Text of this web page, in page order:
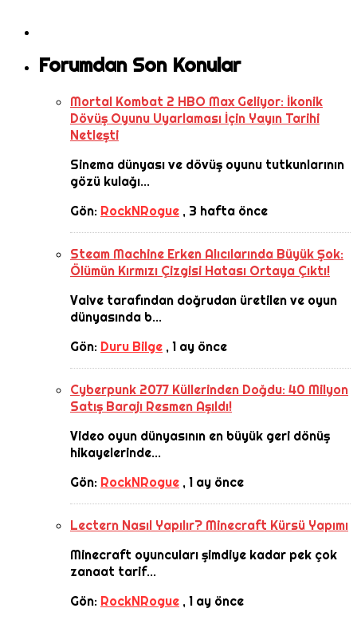
Forumdan Son Konular
Mortal Kombat 2 HBO Max Geliyor: İkonik
Dövüş Oyunu Uyarlaması İçin Yayın Tarihi
Netleşti
Sinema dünyası ve dövüş oyunu tutkunlarının
gözü kulağı...
Gön: RockNRogue , 3 hafta önce
Steam Machine Erken Alıcılarında Büyük Şok:
Ölümün Kırmızı Çizgisi Hatası Ortaya Çıktı!
Valve tarafından doğrudan üretilen ve oyun
dünyasında b...
Gön: Duru Bilge ,1 ay önce
Cyberpunk 2077 Küllerinden Doğdu: 40 Milyon
Satış Barajı Resmen Aşıldı!
Video oyun dünyasının en büyük geri dönüş
hikayelerinde...
Gön: RockNRogue ,1 ay önce
Lectern Nasıl Yapılır? Minecraft Kürsü Yapımı
Minecraft oyuncuları şimdiye kadar pek çok
zanaat tarif...
Gön: RockNRogue ,1 ay önce